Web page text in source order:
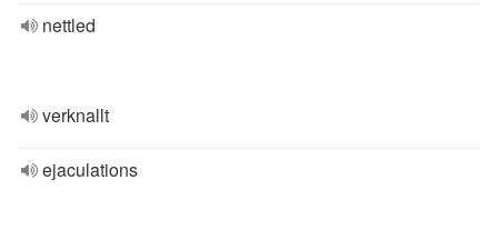
nettled
verknallt
ejaculations